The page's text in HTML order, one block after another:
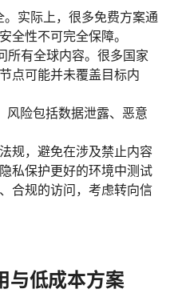
实际上，很多免费方案通
全性不可完全保障。
所有全球内容。很多国家
点可能并未覆盖目标内
风险包括数据泄露、恶意
规，避免在涉及禁止内容
私保护更好的环境中测试
合规的访问，考虑转向信
与低成本方案